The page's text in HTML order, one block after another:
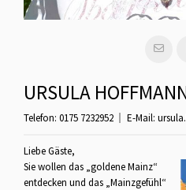
URSULA
Telefon: 0175 7232952 E-Mail:
Liebe Gäste,
Sie wollen das „goldene Mainz“
entdecken und das „Mainzgefühl“